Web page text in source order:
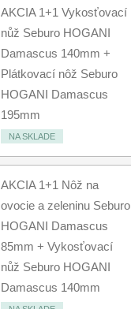
AKCIA 1+1 Vykosťovací
nůž Seburo HOGANI
Damascus 140mm +
Plátkovací nôž Seburo
HOGANI Damascus
195mm
NA SKLADE
AKCIA 1+1 Nôž na
ovocie a zeleninu Seburo
HOGANI Damascus
85mm + Vykosťovací
nůž Seburo HOGANI
Damascus 140mm